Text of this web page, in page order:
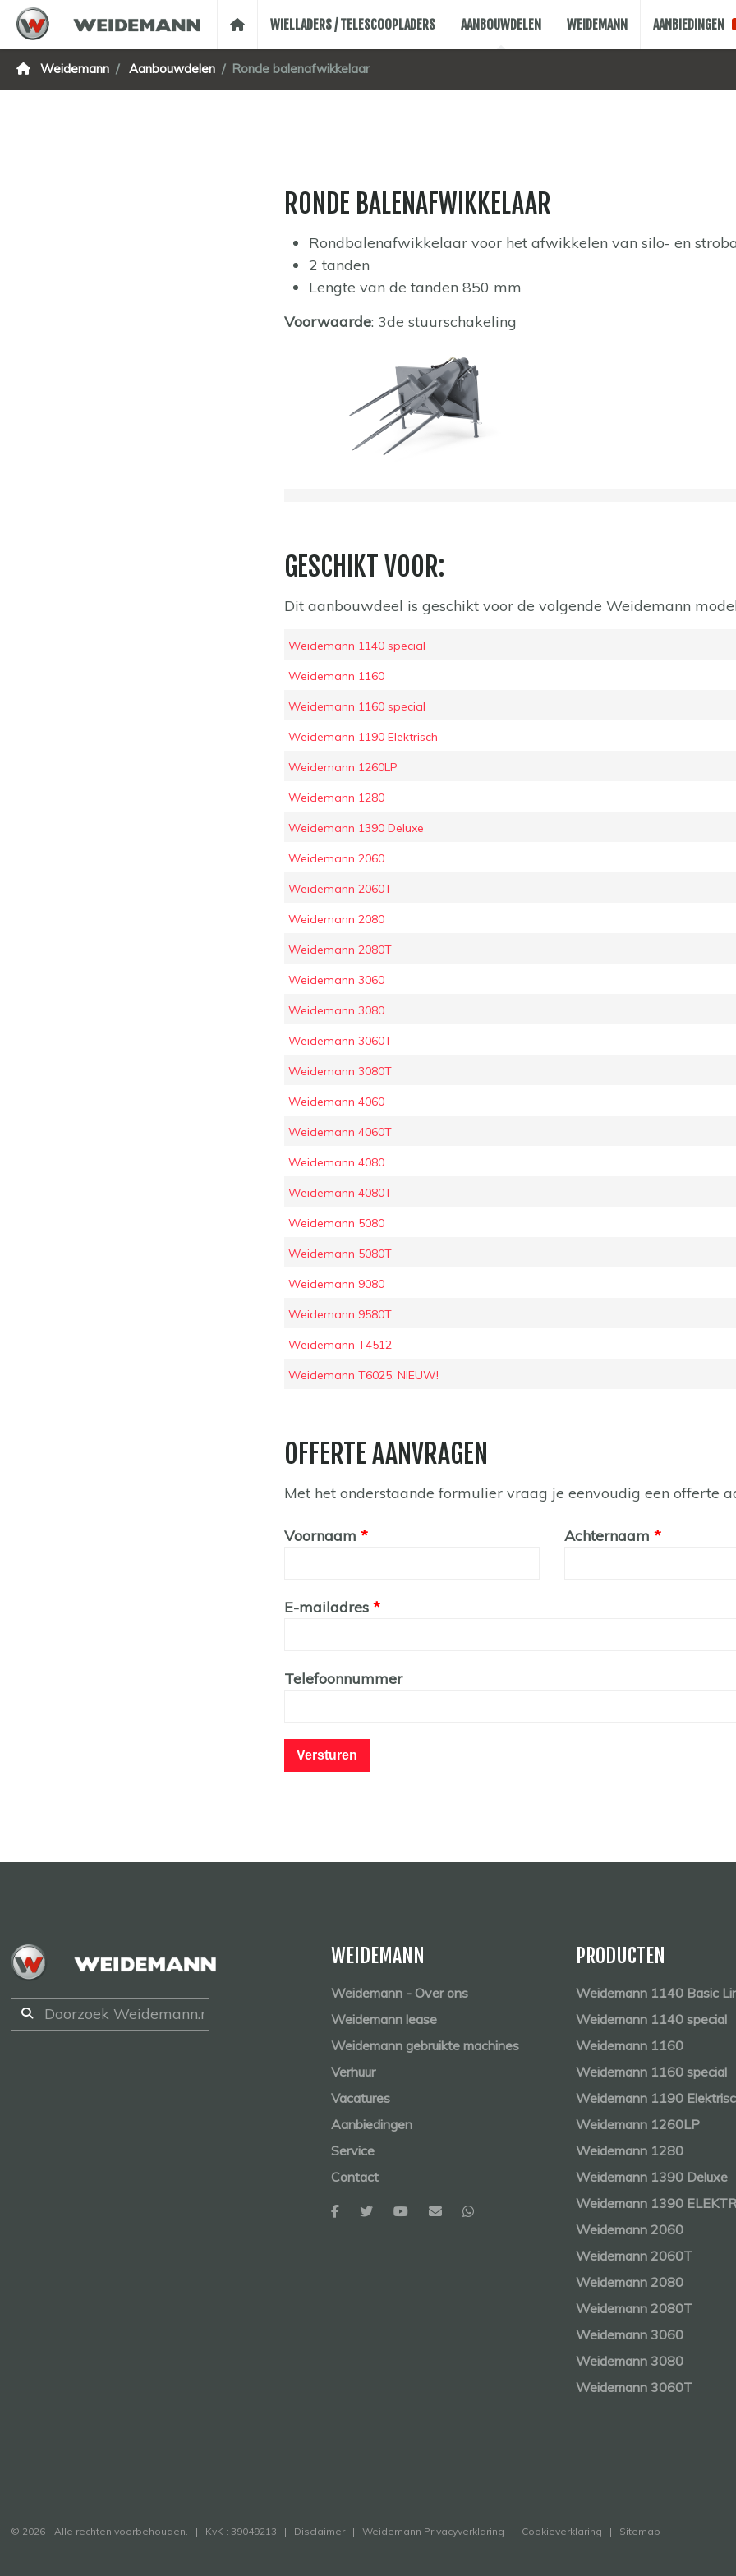
WIELLADERS / TELESCOOPLADERS AANBOUWDELEN WEIDEMANN AANBIEDINGEN
Weidemann Aanbouwdelen Ronde balenafwikkelaar
RONDE BALENAFWIKKELAAR
Rondbalenafwikkelaar voor het afwikkelen van silo- en
2 tanden
Lengte van de tanden 850 mm
Voorwaarde: 3de stuurschakeling
GESCHIKT VOOR:
Dit aanbouwdeel is geschikt voor de volgende Weidemann
Weidemann 1140 special
Weidemann 1160
Weidemann 1160 special
Weidemann 1190 Elektrisch
Weidemann 1260LP
Weidemann 1280
Weidemann 1390 Deluxe
Weidemann 2060
Weidemann 2060T
Weidemann 2080
Weidemann 2080T
Weidemann 3060
Weidemann 3080
Weidemann 3060T
Weidemann 3080T
Weidemann 4060
Weidemann 4060T
Weidemann 4080
Weidemann 4080T
Weidemann 5080
Weidemann 5080T
Weidemann 9080
Weidemann 9580T
Weidemann T4512
Weidemann T6025. NIEUW!
OFFERTE AANVRAGEN
Met het onderstaande formulier vraag je eenvoudig een offerte
Leave
Voornaam Achternaam
E-mailadres
Telefoonnummer
Versturen
WEIDEMANN
Weidemann - Over ons
Weidemann lease
Weidemann gebruikte machines
Verhuur
Vacatures
Aanbiedingen
Service
Contact
PRODUCTEN
Weidemann 1140 Basic
Weidemann 1140 special
Weidemann 1160
Weidemann 1160 special
Weidemann 1190
Weidemann 1260LP
Weidemann 1280
Weidemann 1390 Deluxe
Weidemann 1390
Weidemann 2060
Weidemann 2060T
Weidemann 2080
Weidemann 2080T
Weidemann 3060
Weidemann 3080
Weidemann 3060T
© 2026 - Alle rechten voorbehouden. | KvK : 39049213 | Disclaimer|Weidemann Privacyverklaring | Cookieverklaring | Sitemap